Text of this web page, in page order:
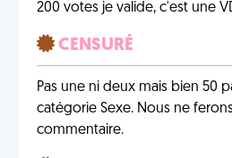
200 votes je valide, c'est une
CENSURÉ
Pas une ni deux mais bien 50
catégorie Sexe. Nous ne
commentaire.